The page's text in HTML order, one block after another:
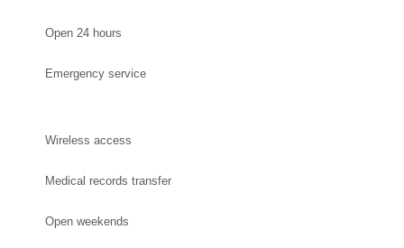
Open 24 hours
Emergency service
Wireless access
Medical records transfer
Open weekends